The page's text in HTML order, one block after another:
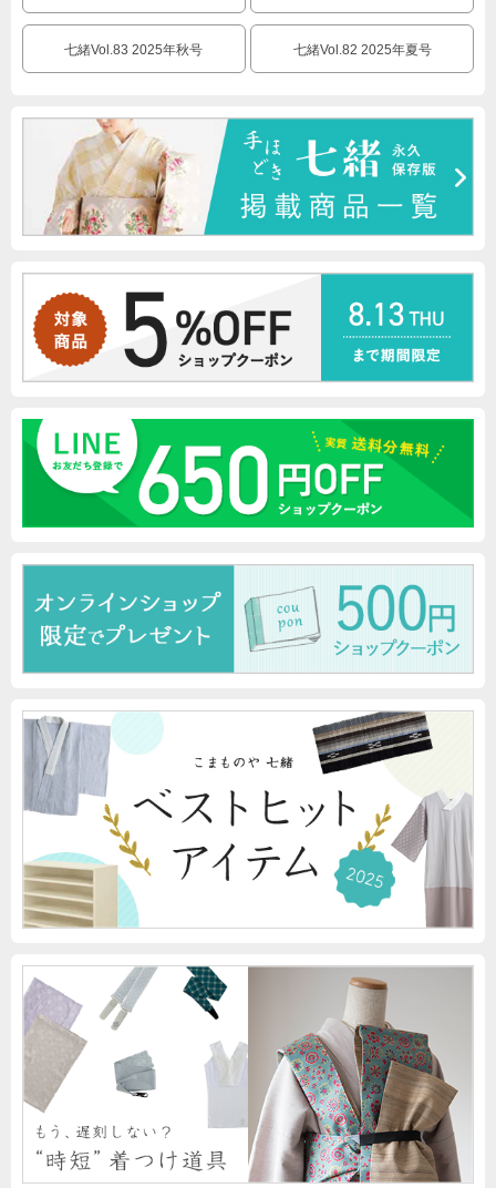
七緒Vol.83 2025年秋号 七緒Vol.82 2025年夏号